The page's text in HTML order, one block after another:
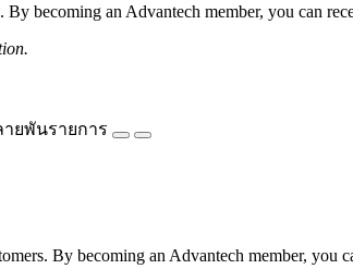
becoming an Advantech member, you can
ยพันรายการ
By becoming an Advantech member, you